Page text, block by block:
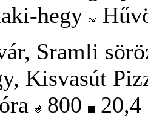
hegy
Sramli
Kisvasút
800